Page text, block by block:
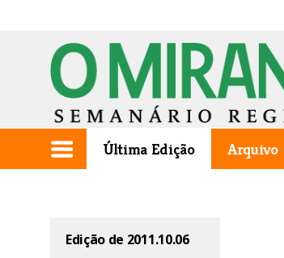
Última Edição Arquivo
Edição de 2011.10.06